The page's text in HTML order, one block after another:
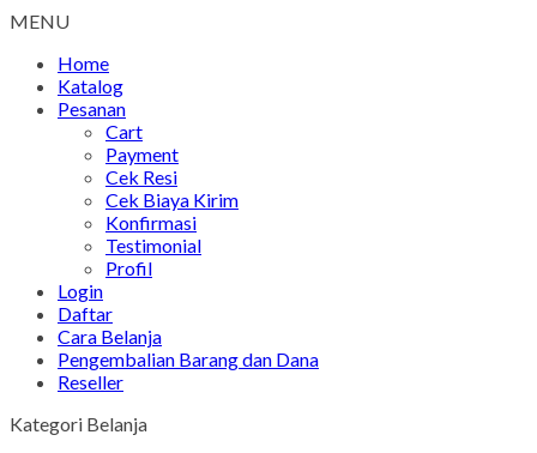
MENU
Home
Katalog
Pesanan
Cart
Payment
Cek Resi
Cek Biaya Kirim
Konfirmasi
Testimonial
Profil
Login
Daftar
Cara Belanja
Pengembalian Barang dan Dana
Reseller
Kategori Belanja